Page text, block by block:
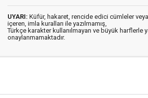
UYARI: Küfür, hakaret, rencide edici cümleler
içeren, imla kuralları ile yazılmamış,
Türkçe karakter kullanılmayan ve büyük harflerle
onaylanmamaktadır.